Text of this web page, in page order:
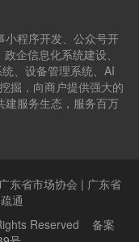
小程序开发、公众号开
企信息化系统建设、
、设备管理系统、AI
掘，向商户提供强大的
服务生态，服务百万
广东省市场协会 | 广东省
通
Reserved 备案